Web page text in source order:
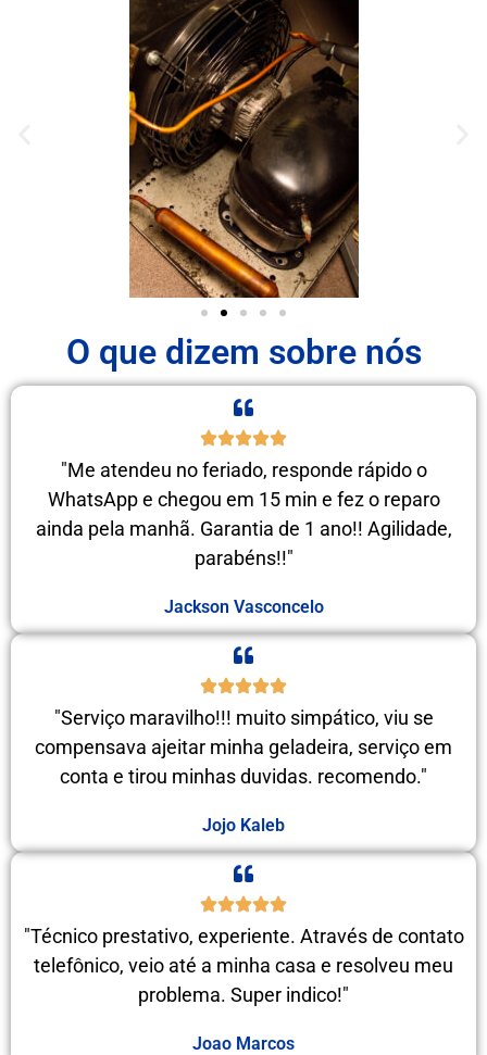
O que dizem sobre nós
"Me atendeu no feriado, responde rápido o
WhatsApp e chegou em 15 min e fez o reparo
ainda pela manhã. Garantia de 1 ano!! Agilidade,
parabéns!!"
Jackson Vasconcelo
"Serviço maravilho!!! muito simpático, viu se
compensava ajeitar minha geladeira, serviço em
conta e tirou minhas duvidas. recomendo."
Jojo Kaleb
"Técnico prestativo, experiente. Através de contato
telefônico, veio até a minha casa e resolveu meu
problema. Super indico!"
Joao Marcos